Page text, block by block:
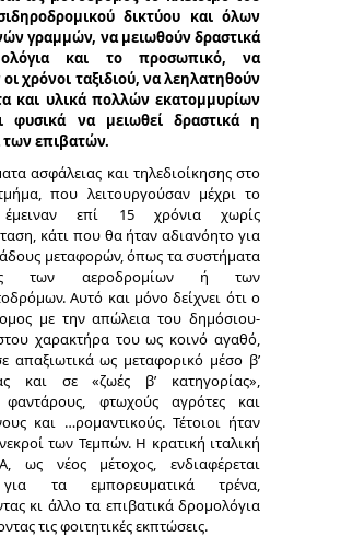
δικτύου και όλων
γραμμών, να μειωθούν δραστικά
και το προσωπικό, να
χρόνοι ταξιδιού, να λεηλατηθούν
και υλικά πολλών εκατομμυρίων
φυσικά να μειωθεί δραστικά η
των επιβατών.
ασφάλειας και τηλεδιοίκησης στο
που λειτουργούσαν μέχρι το
έμειναν επί 15 χρόνια χωρίς
κάτι που θα ήταν αδιανόητο για
μεταφορών, όπως τα συστήματα
των αεροδρομίων ή των
Αυτό και μόνο δείχνει ότι ο
με την απώλεια του δημόσιου-
χαρακτήρα του ως κοινό αγαθό,
απαξιωτικά ως μεταφορικό μέσο β’
και σε «ζωές β’ κατηγορίας»,
φαντάρους, φτωχούς αγρότες και
και …ρομαντικούς. Τέτοιοι ήταν
των Τεμπών. Η κρατική ιταλική
ως νέος μέτοχος, ενδιαφέρεται
τα εμπορευματικά τρένα,
κι άλλο τα επιβατικά δρομολόγια
τις φοιτητικές εκπτώσεις.